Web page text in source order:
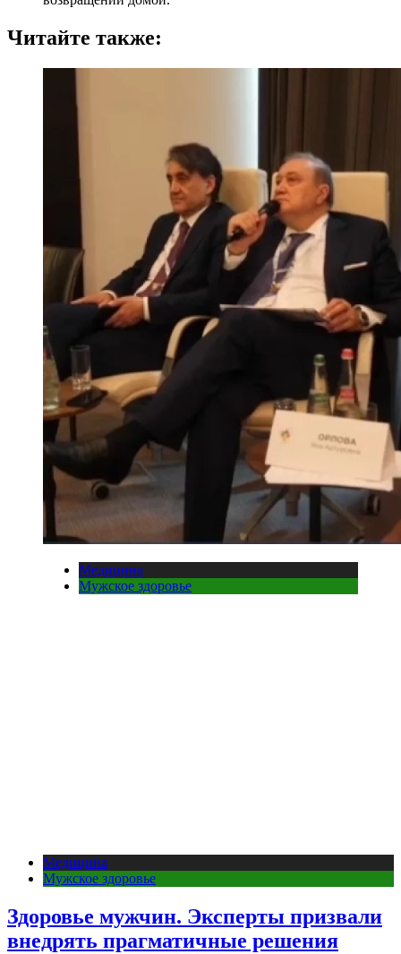
Читайте также:
Медицина
Мужское здоровье
Медицина
Мужское здоровье
Здоровье мужчин. Эксперты призвали
внедрять прагматичные решения